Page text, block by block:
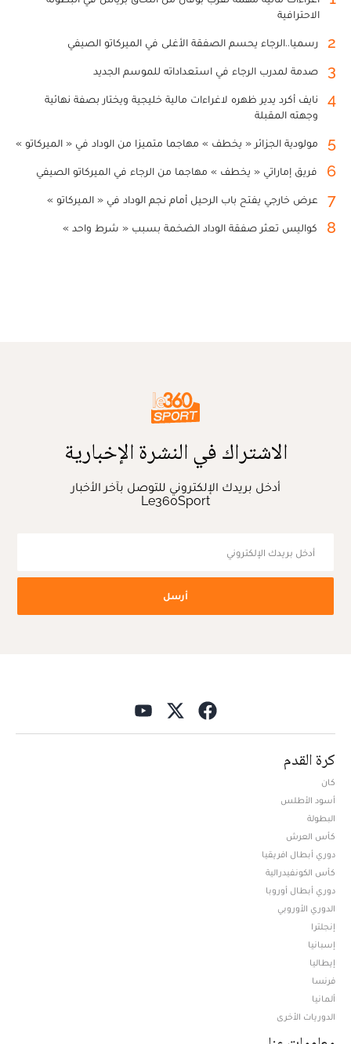
الاحترافية
2 رسميا..الرجاء يحسم الصفقة الأغلى في الميركاتو الصيفي
3 صدمة لمدرب الرجاء في استعداداته للموسم الجديد
4
نايف أكرد يدير ظهره لاغراءات مالية خليجية ويختار بصفة نهائية
وجهته المقبلة
5 مولودية الجزائر « يخطف » مهاجما متميزا من الوداد في « الميركاتو »
6 فريق إماراتي « يخطف » مهاجما من الرجاء في الميركاتو الصيفي
7 عرض خارجي يفتح باب الرحيل أمام نجم الوداد في « الميركاتو »
8 كواليس تعثر صفقة الوداد الضخمة بسبب « شرط واحد »
الاشتراك في النشرة الإخبارية
أدخل بريدك الإلكتروني للتوصل بآخر الأخبار
Le360Sport
أرسل
كرة القدم
كان
أسود الأطلس
البطولة
كأس العرش
دوري أبطال افريقيا
كأس الكونفيدرالية
دوري أبطال أوروبا
الدوري الأوروبي
إنجلترا
إسبانيا
إيطاليا
فرنسا
ألمانيا
الدوريات الأخرى